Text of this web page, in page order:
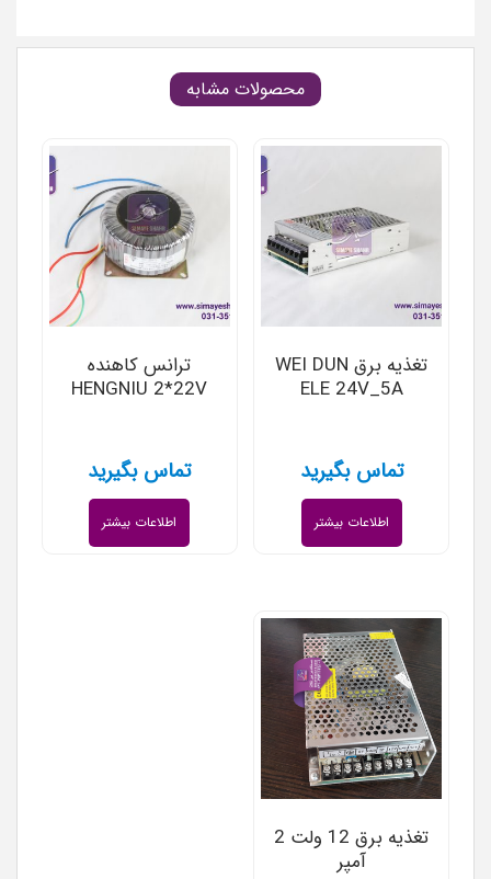
محصولات مشابه
تغذیه برق WEI DUN
ELE 24V_5A
تماس بگیرید
اطلاعات بیشتر
ترانس کاهنده
HENGNIU 2*22V
تماس بگیرید
اطلاعات بیشتر
تغذیه برق 12 ولت 2
آمپر